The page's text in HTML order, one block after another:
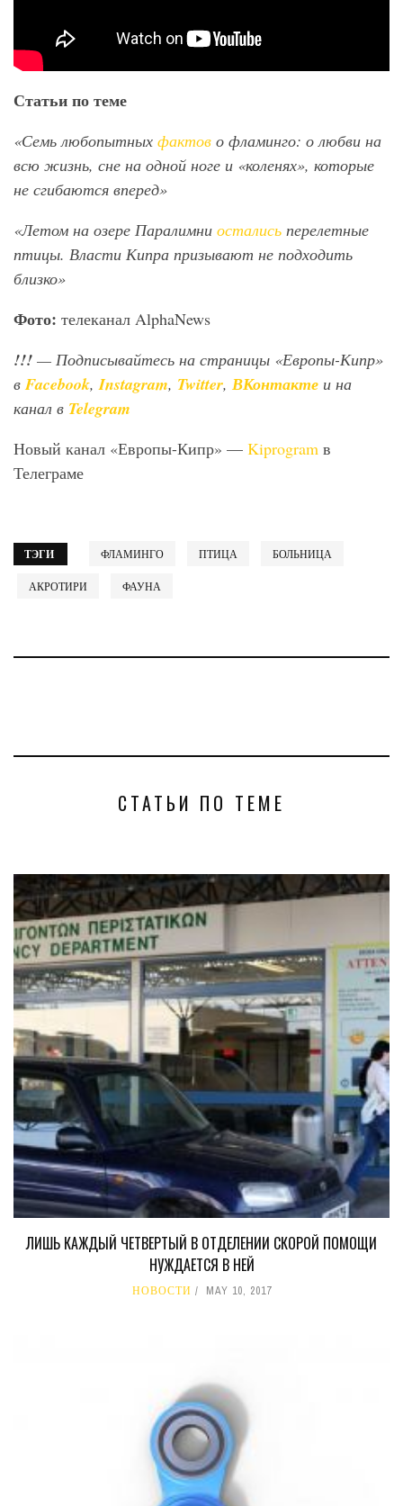
Статьи по теме
«Семь любопытных фактов о фламинго: о любви на
всю жизнь, сне на одной ноге и «коленях», которые
не сгибаются вперед»
«Летом на озере Паралимни остались перелетные
птицы. Власти Кипра призывают не подходить
близко»
Фото: телеканал AlphaNews
!!! — Подписывайтесь на страницы «Европы-Кипр»
в Facebook, Instagram, Twitter, ВКонтакте и на
канал в Telegram
Новый канал «Европы-Кипр» — Kiprogram в
Телеграме
ТЭГИ ФЛАМИНГО ПТИЦА БОЛЬНИЦА
АКРОТИРИ ФАУНА
СТАТЬИ ПО ТЕМЕ
ЛИШЬ КАЖДЫЙ ЧЕТВЕРТЫЙ В ОТДЕЛЕНИИ СКОРОЙ ПОМОЩИ
НУЖДАЕТСЯ В НЕЙ
НОВОСТИ MAY 10, 2017